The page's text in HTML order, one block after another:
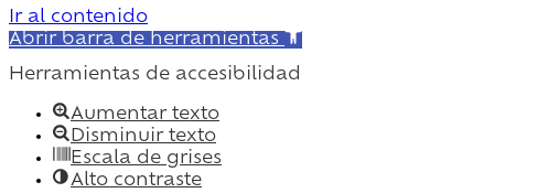
Ir al contenido
Abrir barra de herramientas
Herramientas de accesibilidad
Aumentar texto
Disminuir texto
Escala de grises
Alto contraste